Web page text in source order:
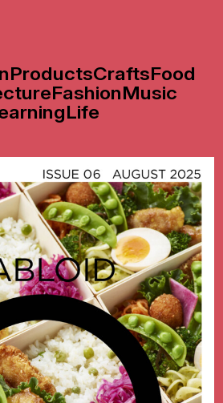
ProductsCraftsFood
FashionMusic
Life